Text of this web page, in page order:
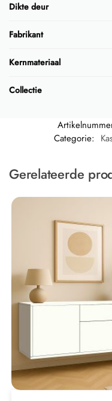
Dikte deur
Fabrikant
Kernmateriaal
Collectie
Categorie:
Gerelateerde